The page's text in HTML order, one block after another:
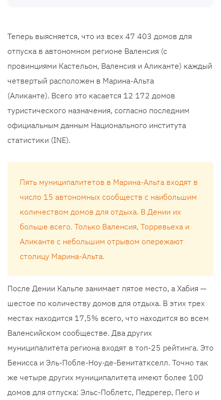
Теперь выясняется, что из всех 47 403 домов для
отпуска в автономном регионе Валенсия (с
провинциями Кастельон, Валенсия и Аликанте) каждый
четвертый расположен в Марина-Альта
(Аликанте). Всего это касается 12 172 домов
туристического назначения, согласно последним
официальным данным Национального института
статистики (INE).
Пять муниципалитетов в Марина-Альта входят в
число 15 автономных сообществ с наибольшим
количеством домов для отдыха. В Дении их
больше всего. Только Валенсия, Торревьеха и
Аликанте с небольшим отрывом опережают
столицу Марина-Альта.
После Дении Кальпе занимает пятое место, а Хабия —
шестое по количеству домов для отдыха. В этих трех
местах находится 17,5% всего, что находится во всем
Валенсийском сообществе. Два других
муниципалитета региона входят в топ-25 рейтинга. Это
Бенисса и Эль-Побле-Ноу-де-Бенитаткселл. Точно так
же четыре других муниципалитета имеют более 100
домов для отпуска: Эльс-Поблетс, Педрегер, Пего и